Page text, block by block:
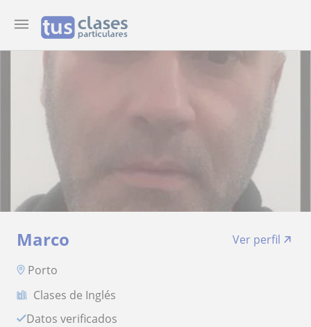
Marco
Ver perfil
Porto
Clases de Inglés
Datos verificados